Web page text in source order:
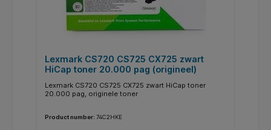
Lexmark CS720 CS725 CX725 zwart
HiCap toner 20.000 pag (origineel)
Lexmark CS720 CS725 CX725 zwart HiCap toner
20.000 pag, originele toner
Product number: 74C2HKE